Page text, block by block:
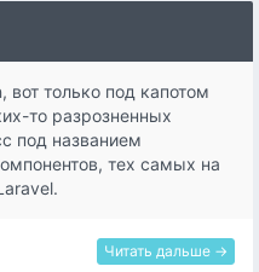
вот только под капотом
то разрозненных
под названием
тех самых на
Читать дальше →